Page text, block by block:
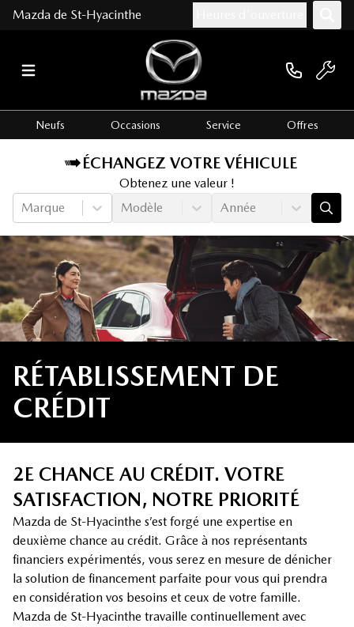
Mazda de St-Hyacinthe
Neufs Occasions Service Offres
ÉCHANGEZ VOTRE VÉHICULE
Obtenez une valeur !
Marque
Modèle Année
RÉTABLISSEMENT DE
CRÉDIT
2E CHANCE AU CRÉDIT. VOTRE
SATISFACTION, NOTRE PRIORITÉ
Mazda de St-Hyacinthe s’est forgé une expertise en
deuxième chance au crédit. Grâce à nos représentants
financiers expérimentés, vous serez en mesure de dénicher
la solution de financement parfaite pour vous qui prendra
en considération vos besoins et ceux de votre famille.
Mazda de St-Hyacinthe travaille continuellement avec